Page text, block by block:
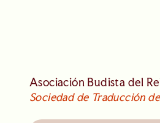
Asociación Budista del
Sociedad de Traducción